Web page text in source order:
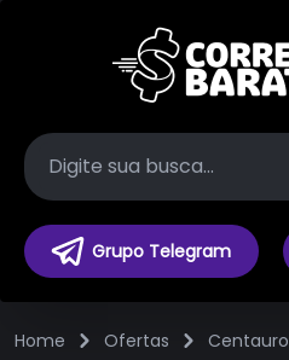
Grupo Telegram
Home Ofertas Centauro